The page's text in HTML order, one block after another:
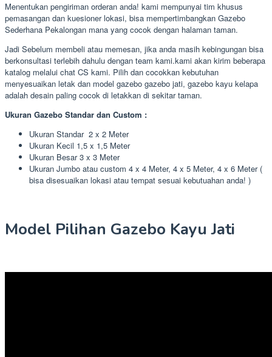
Menentukan pengiriman orderan anda! kami mempunyai tim khusus
pemasangan dan kuesioner lokasi, bisa mempertimbangkan Gazebo
Sederhana Pekalongan mana yang cocok dengan halaman taman.
Jadi Sebelum membeli atau memesan, jika anda masih kebingungan bisa
berkonsultasi terlebih dahulu dengan team kami.kami akan kirim beberapa
katalog melalui chat CS kami. Pilih dan cocokkan kebutuhan
menyesuaikan letak dan model gazebo gazebo jati, gazebo kayu kelapa
adalah desain paling cocok di letakkan di sekitar taman.
Ukuran Gazebo Standar dan Custom :
Ukuran Standar 2 x 2 Meter
Ukuran Kecil 1,5 x 1,5 Meter
Ukuran Besar 3 x 3 Meter
Ukuran Jumbo atau custom 4 x 4 Meter, 4 x 5 Meter, 4 x 6 Meter (
bisa disesuaikan lokasi atau tempat sesuai kebutuahan anda! )
Model Pilihan Gazebo Kayu Jati